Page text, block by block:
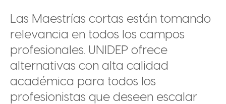
Las Maestrías cortas están tomando
relevancia en todos los campos
profesionales. UNIDEP ofrece
alternativas con alta calidad
académica para todos los
profesionistas que deseen escalar